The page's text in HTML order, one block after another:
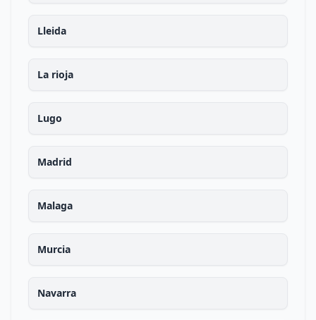
Lleida
La rioja
Lugo
Madrid
Malaga
Murcia
Navarra